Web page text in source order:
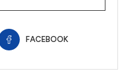
FACEBOOK